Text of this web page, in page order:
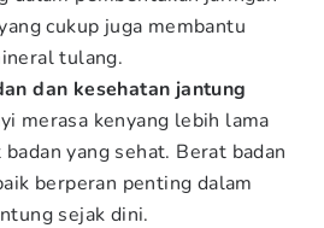
cukup juga membantu
tulang.
dan kesehatan jantung
merasa kenyang lebih lama
yang sehat. Berat badan
berperan penting dalam
sejak dini.